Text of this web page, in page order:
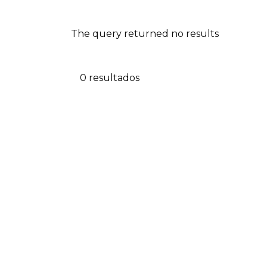
The query returned no results
0 resultados